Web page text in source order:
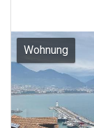
Wohnung